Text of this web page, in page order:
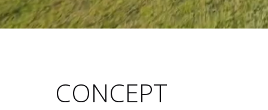
CONCEPT